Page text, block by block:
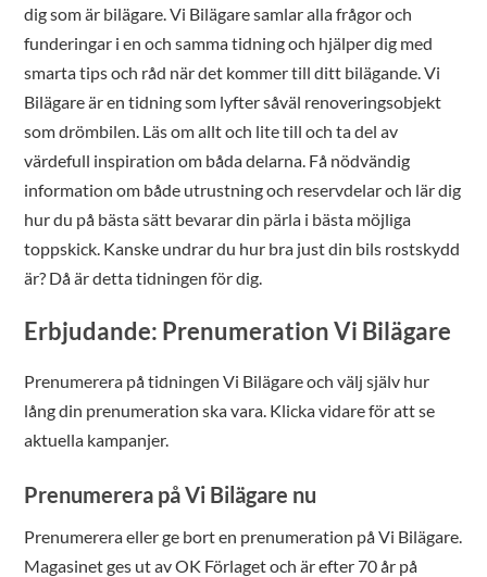
dig som är bilägare. Vi Bilägare samlar alla frågor och
funderingar i en och samma tidning och hjälper dig med
smarta tips och råd när det kommer till ditt bilägande. Vi
Bilägare är en tidning som lyfter såväl renoveringsobjekt
som drömbilen. Läs om allt och lite till och ta del av
värdefull inspiration om båda delarna. Få nödvändig
information om både utrustning och reservdelar och lär dig
hur du på bästa sätt bevarar din pärla i bästa möjliga
toppskick. Kanske undrar du hur bra just din bils rostskydd
är? Då är detta tidningen för dig.
Erbjudande: Prenumeration Vi Bilägare
Prenumerera på tidningen Vi Bilägare och välj själv hur
lång din prenumeration ska vara. Klicka vidare för att se
aktuella kampanjer.
Prenumerera på Vi Bilägare nu
Prenumerera eller ge bort en prenumeration på Vi Bilägare.
Magasinet ges ut av OK Förlaget och är efter 70 år på